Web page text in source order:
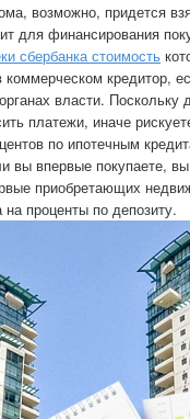
возможно, придется
для финансирования
сбербанка стоимость
кредитор,
власти. Поскольку
платежи, иначе
по ипотечным
вы впервые покупаете,
приобретающих
проценты по депозиту.